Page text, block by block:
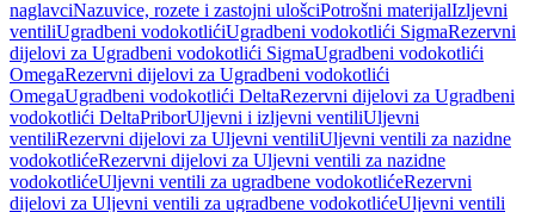
naglavciNazuvice, rozete i zastojni ulošciPotrošni materijalIzljevni
ventiliUgradbeni vodokotlićiUgradbeni vodokotlići SigmaRezervni
dijelovi za Ugradbeni vodokotlići SigmaUgradbeni vodokotlići
OmegaRezervni dijelovi za Ugradbeni vodokotlići
OmegaUgradbeni vodokotlići DeltaRezervni dijelovi za Ugradbeni
vodokotlići DeltaPriborUljevni i izljevni ventiliUljevni
ventiliRezervni dijelovi za Uljevni ventiliUljevni ventili za nazidne
vodokotlićeRezervni dijelovi za Uljevni ventili za nazidne
vodokotlićeUljevni ventili za ugradbene vodokotlićeRezervni
dijelovi za Uljevni ventili za ugradbene vodokotlićeUljevni ventili